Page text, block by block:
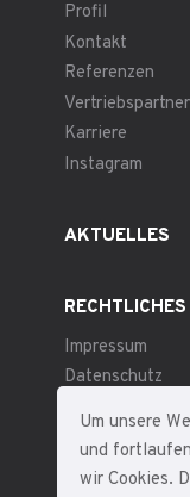
Um unsere
und
wir Cookies.
Profil
Kontakt
Referenzen
Vertriebspartner
Karriere
Instagram
AKTUELLES
RECHTLICHES
Impressum
Datenschutz